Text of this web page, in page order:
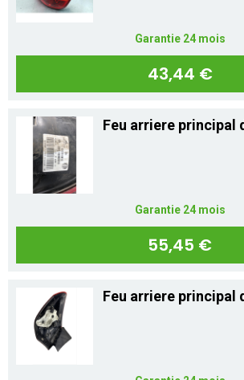
Garantie 24 mois
43,44 €
Feu arriere principal
Garantie 24 mois
55,45 €
Feu arriere principal